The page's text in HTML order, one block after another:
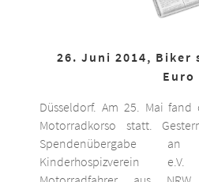
26. Juni 2014, Biker
Euro
Düsseldorf. Am 25. Mai fand
Motorradkorso statt.
Spendenübergabe
Kinderhospizverein